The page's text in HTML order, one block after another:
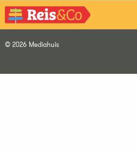
© 2026 Mediahuis